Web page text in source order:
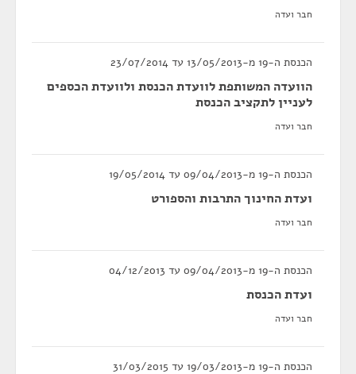
חבר ועדה
הכנסת ה-19 מ-13/05/2013 עד 23/07/2014
הוועדה המשותפת לוועדת הכנסת ולוועדת הכספים
לעניין לתקציב הכנסת
חבר ועדה
הכנסת ה-19 מ-09/04/2013 עד 19/05/2014
ועדת החינוך התרבות והספורט
חבר ועדה
הכנסת ה-19 מ-09/04/2013 עד 04/12/2013
ועדת הכנסת
חבר ועדה
הכנסת ה-19 מ-19/03/2013 עד 31/03/2015